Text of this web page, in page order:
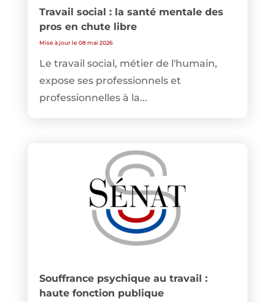
Travail social : la santé mentale des
pros en chute libre
Mise à jour le 08 mai 2026
Le travail social, métier de l'humain,
expose ses professionnels et
professionnelles à la...
Souffrance psychique au travail :
haute fonction publique